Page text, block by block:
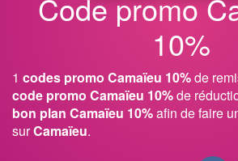
Code promo
10%
1 codes promo Camaïeu 10%de
code promo Camaïeu 10%de
bon plan Camaïeu 10%afin de faire
surCamaïeu.